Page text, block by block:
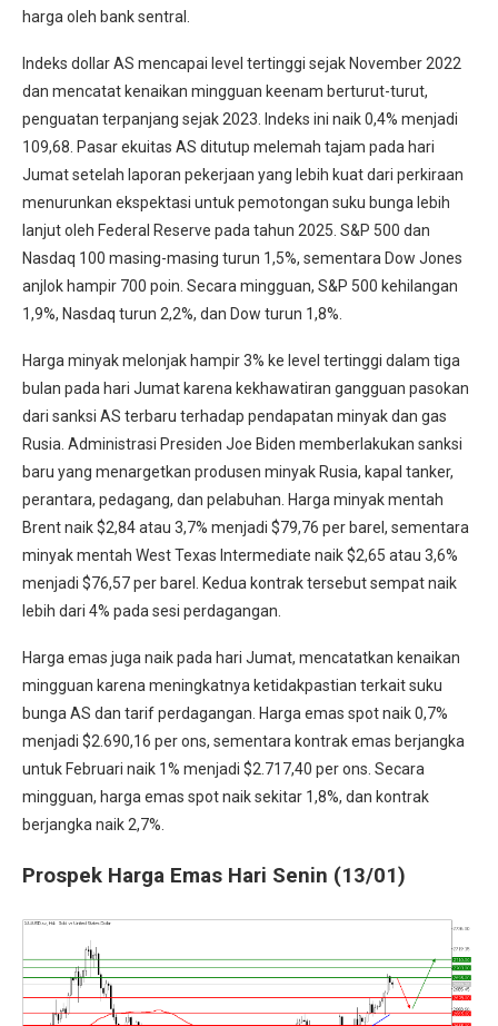
harga oleh bank sentral.
Indeks dollar AS mencapai level tertinggi sejak November 2022
dan mencatat kenaikan mingguan keenam berturut-turut,
penguatan terpanjang sejak 2023. Indeks ini naik 0,4% menjadi
109,68. Pasar ekuitas AS ditutup melemah tajam pada hari
Jumat setelah laporan pekerjaan yang lebih kuat dari perkiraan
menurunkan ekspektasi untuk pemotongan suku bunga lebih
lanjut oleh Federal Reserve pada tahun 2025. S&P 500 dan
Nasdaq 100 masing-masing turun 1,5%, sementara Dow Jones
anjlok hampir 700 poin. Secara mingguan, S&P 500 kehilangan
1,9%, Nasdaq turun 2,2%, dan Dow turun 1,8%.
Harga minyak melonjak hampir 3% ke level tertinggi dalam tiga
bulan pada hari Jumat karena kekhawatiran gangguan pasokan
dari sanksi AS terbaru terhadap pendapatan minyak dan gas
Rusia. Administrasi Presiden Joe Biden memberlakukan sanksi
baru yang menargetkan produsen minyak Rusia, kapal tanker,
perantara, pedagang, dan pelabuhan. Harga minyak mentah
Brent naik $2,84 atau 3,7% menjadi $79,76 per barel, sementara
minyak mentah West Texas Intermediate naik $2,65 atau 3,6%
menjadi $76,57 per barel. Kedua kontrak tersebut sempat naik
lebih dari 4% pada sesi perdagangan.
Harga emas juga naik pada hari Jumat, mencatatkan kenaikan
mingguan karena meningkatnya ketidakpastian terkait suku
bunga AS dan tarif perdagangan. Harga emas spot naik 0,7%
menjadi $2.690,16 per ons, sementara kontrak emas berjangka
untuk Februari naik 1% menjadi $2.717,40 per ons. Secara
mingguan, harga emas spot naik sekitar 1,8%, dan kontrak
berjangka naik 2,7%.
Prospek Harga Emas Hari Senin (13/01)